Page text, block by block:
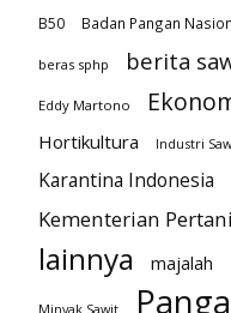
B50 Badan Pangan
beras sphp berita
Eddy Martono
Hortikultura Industri
Karantina Indonesia
Kementerian
lainnya majalah
Minyak Sawit